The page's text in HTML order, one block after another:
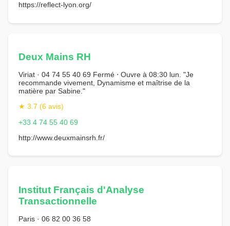
https://reflect-lyon.org/
Deux Mains RH
Viriat · 04 74 55 40 69 Fermé ⋅ Ouvre à 08:30 lun. "Je
recommande vivement, Dynamisme et maîtrise de la
matière par Sabine."
★ 3.7 (6 avis)
+33 4 74 55 40 69
http://www.deuxmainsrh.fr/
Institut Français d'Analyse
Transactionnelle
Paris · 06 82 00 36 58